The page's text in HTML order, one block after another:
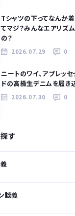
Tシャツの下ってなんか
てマジ？みんなエアリズ
の？
2026.07.29 0
ニートのワイ、アプレッセ
ドの高級生デニムを履き
2026.07.30 0
す
談義